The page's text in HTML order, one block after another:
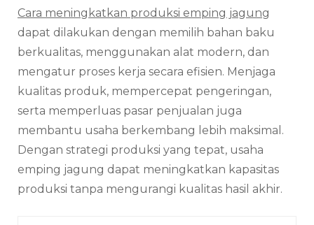
Cara meningkatkan produksi emping jagung
dapat dilakukan dengan memilih bahan baku
berkualitas, menggunakan alat modern, dan
mengatur proses kerja secara efisien. Menjaga
kualitas produk, mempercepat pengeringan,
serta memperluas pasar penjualan juga
membantu usaha berkembang lebih maksimal.
Dengan strategi produksi yang tepat, usaha
emping jagung dapat meningkatkan kapasitas
produksi tanpa mengurangi kualitas hasil akhir.